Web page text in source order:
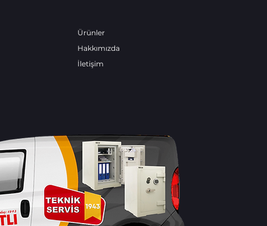
Ürünler
Hakkımızda
İletişim
www.celikkasa-servis.com
www.celikkasa-tasima.com